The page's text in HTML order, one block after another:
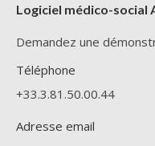
Logiciel médico-social
Demandez une
Téléphone
+33.3.81.50.00.44
Adresse email